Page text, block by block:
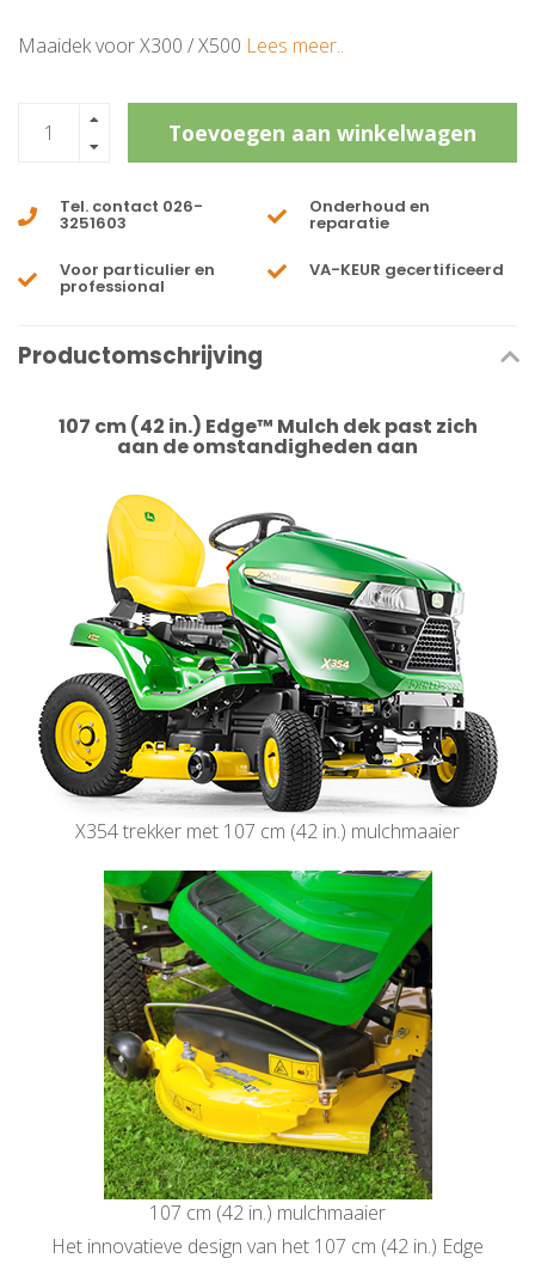
Maaidek voor X300 / X500 Lees meer..
Toevoegen aan winkelwagen
Tel. contact 026-
3251603
Onderhoud en
reparatie
Voor particulier en
professional
VA-KEUR gecertificeerd
Productomschrijving
107 cm (42 in.) Edge™ Mulch dek past zich
aan de omstandigheden aan
X354 trekker met 107 cm (42 in.) mulchmaaier
107 cm (42 in.) mulchmaaier
Het innovatieve design van het 107 cm (42 in.) Edge